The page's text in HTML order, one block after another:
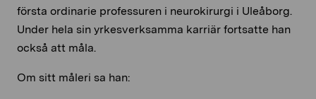
första ordinarie professuren i neurokirurgi i Uleåborg.
Under hela sin yrkesverksamma karriär fortsatte han
också att måla.
Om sitt måleri sa han: